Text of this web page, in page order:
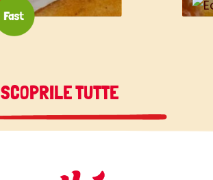
SCOPRILE TUTTE